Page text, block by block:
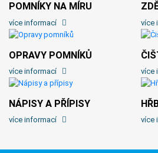
POMNÍKY NA MÍRU
více informací více
OPRAVY POMNÍKŮ
více informací více
NÁPISY A PŘÍPISY
více informací více